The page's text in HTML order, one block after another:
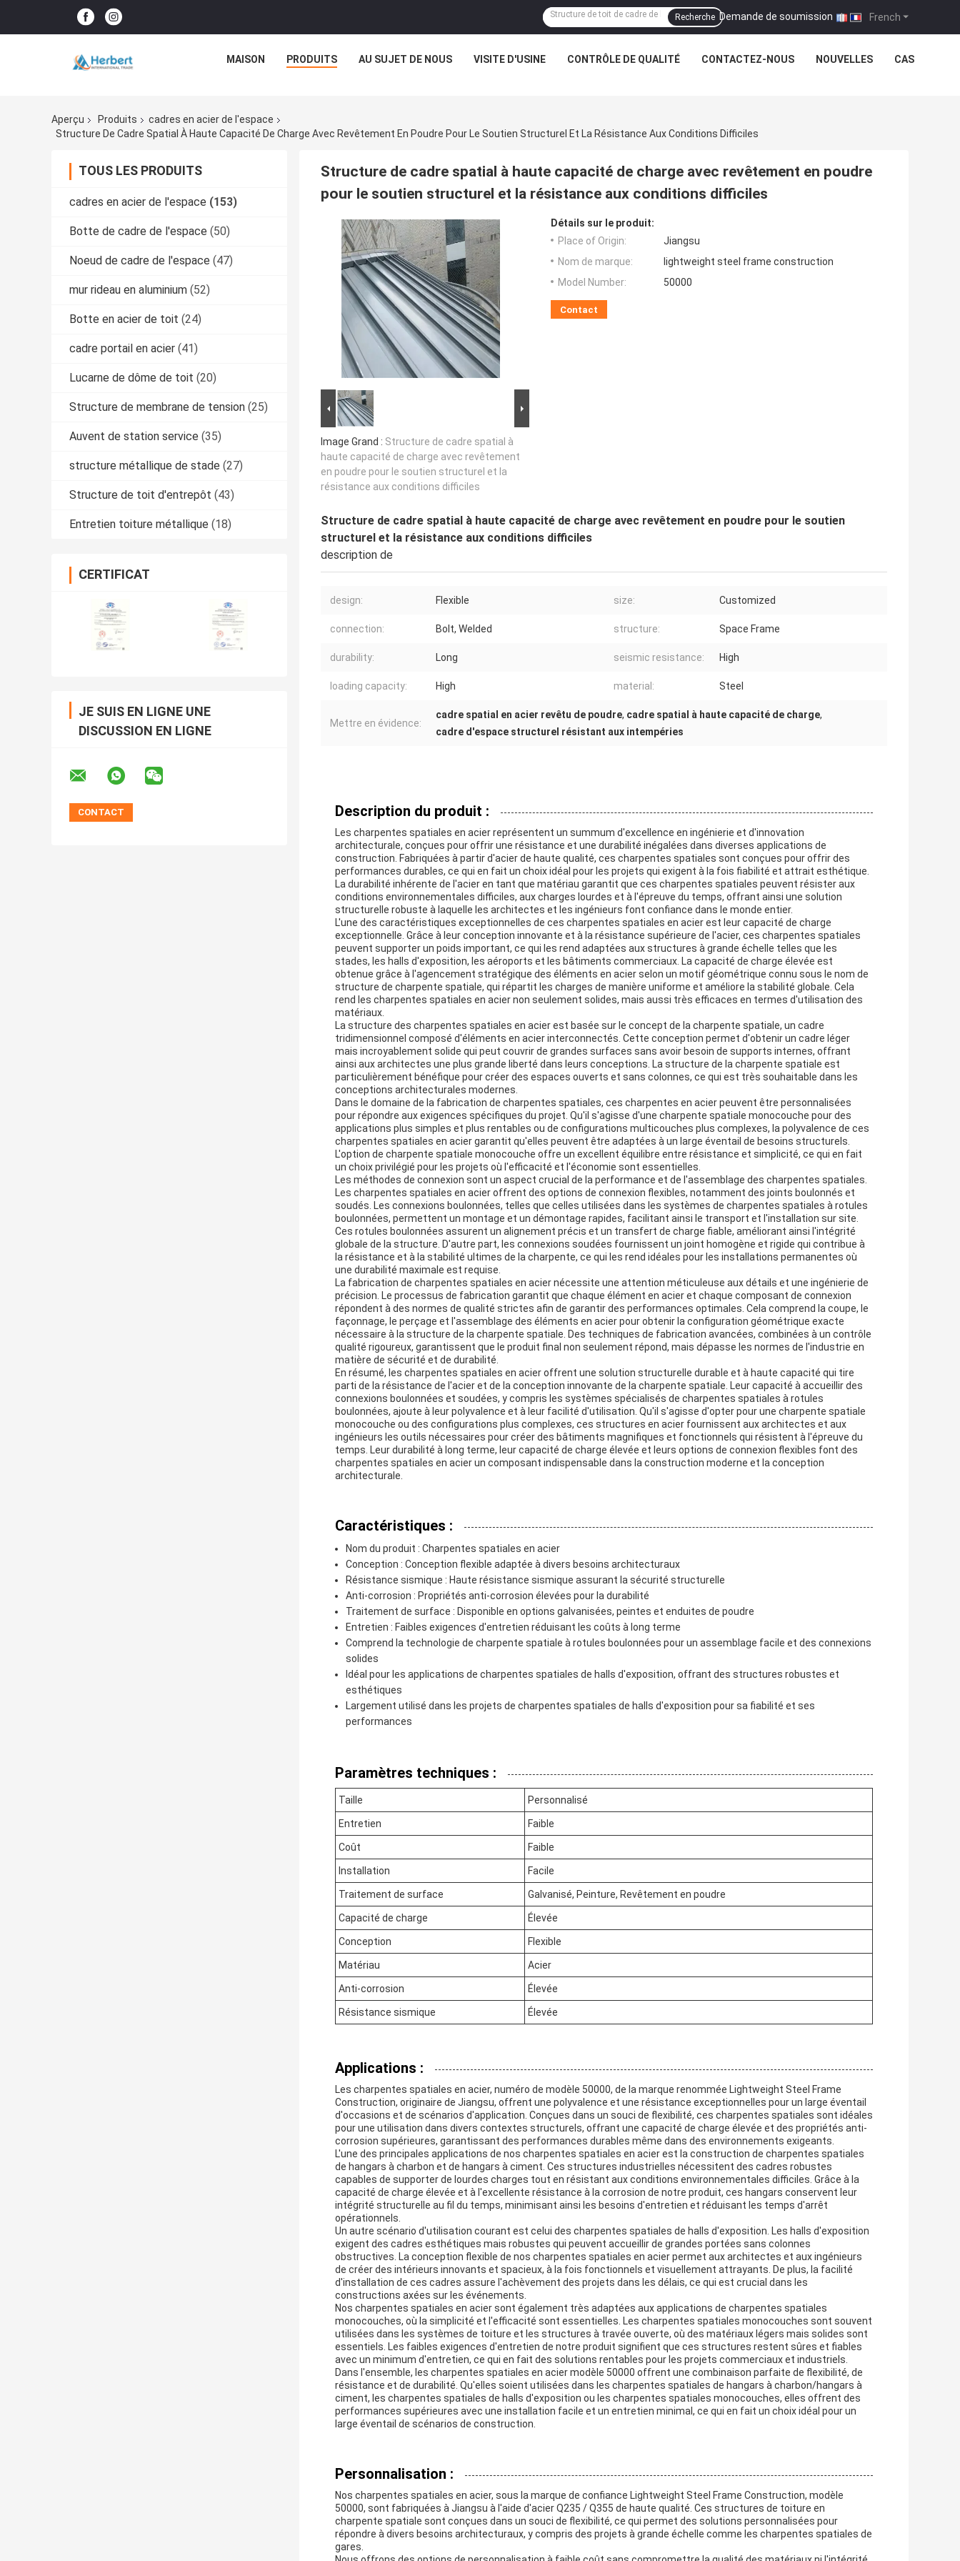
French
Demande de soumission |
Recherche
MAISON PRODUITS AU SUJET DE NOUS VISITE D'USINE CONTRÔLE DE QUALITÉ CONTACTEZ-NOUS NOUVELLES CAS
Aperçu Produits
cadres en acier de l'espace
Structure De Cadre Spatial À Haute Capacité De Charge Avec Revêtement En Poudre Pour Le Soutien Structurel Et La Résistance Aux Conditions Difficiles
TOUS LES PRODUITS
cadres en acier de l'espace (153)
Botte de cadre de l'espace (50)
Noeud de cadre de l'espace (47)
mur rideau en aluminium (52)
Botte en acier de toit (24)
cadre portail en acier (41)
Lucarne de dôme de toit (20)
Structure de membrane de tension (25)
Auvent de station service (35)
structure métallique de stade (27)
Structure de toit d'entrepôt (43)
Entretien toiture métallique (18)
CERTIFICAT
JE SUIS EN LIGNE UNE
DISCUSSION EN LIGNE
Structure de cadre spatial à haute capacité de charge avec revêtement en poudre
pour le soutien structurel et la résistance aux conditions difficiles
Image Grand : Structure de cadre spatial à
haute capacité de charge avec revêtement
en poudre pour le soutien structurel et la
résistance aux conditions difficiles
Détails sur le produit:
Place of Origin:
Jiangsu
Nom de marque:
lightweight steel frame construction
Model Number:
50000
Contact
Structure de cadre spatial à haute capacité de charge avec revêtement en poudre pour le soutien
structurel et la résistance aux conditions difficiles
description de
design: Flexible size: Customized
connection: Bolt, Welded structure: Space Frame
durability: Long seismic resistance: High
loading capacity: High material: Steel
Mettre en évidence:
cadre spatial en acier revêtu de poudre, cadre spatial à haute capacité de charge,
cadre d'espace structurel résistant aux intempéries
Description du produit :
Les charpentes spatiales en acier représentent un summum d'excellence en ingénierie et d'innovation
architecturale, conçues pour offrir une résistance et une durabilité inégalées dans diverses applications de
construction. Fabriquées à partir d'acier de haute qualité, ces charpentes spatiales sont conçues pour offrir des
performances durables, ce qui en fait un choix idéal pour les projets qui exigent à la fois fiabilité et attrait esthétique.
La durabilité inhérente de l'acier en tant que matériau garantit que ces charpentes spatiales peuvent résister aux
conditions environnementales difficiles, aux charges lourdes et à l'épreuve du temps, offrant ainsi une solution
structurelle robuste à laquelle les architectes et les ingénieurs font confiance dans le monde entier.
L'une des caractéristiques exceptionnelles de ces charpentes spatiales en acier est leur capacité de charge
exceptionnelle. Grâce à leur conception innovante et à la résistance supérieure de l'acier, ces charpentes spatiales
peuvent supporter un poids important, ce qui les rend adaptées aux structures à grande échelle telles que les
stades, les halls d'exposition, les aéroports et les bâtiments commerciaux. La capacité de charge élevée est
obtenue grâce à l'agencement stratégique des éléments en acier selon un motif géométrique connu sous le nom de
structure de charpente spatiale, qui répartit les charges de manière uniforme et améliore la stabilité globale. Cela
rend les charpentes spatiales en acier non seulement solides, mais aussi très efficaces en termes d'utilisation des
matériaux.
La structure des charpentes spatiales en acier est basée sur le concept de la charpente spatiale, un cadre
tridimensionnel composé d'éléments en acier interconnectés. Cette conception permet d'obtenir un cadre léger
mais incroyablement solide qui peut couvrir de grandes surfaces sans avoir besoin de supports internes, offrant
ainsi aux architectes une plus grande liberté dans leurs conceptions. La structure de la charpente spatiale est
particulièrement bénéfique pour créer des espaces ouverts et sans colonnes, ce qui est très souhaitable dans les
conceptions architecturales modernes.
Dans le domaine de la fabrication de charpentes spatiales, ces charpentes en acier peuvent être personnalisées
pour répondre aux exigences spécifiques du projet. Qu'il s'agisse d'une charpente spatiale monocouche pour des
applications plus simples et plus rentables ou de configurations multicouches plus complexes, la polyvalence de ces
charpentes spatiales en acier garantit qu'elles peuvent être adaptées à un large éventail de besoins structurels.
L'option de charpente spatiale monocouche offre un excellent équilibre entre résistance et simplicité, ce qui en fait
un choix privilégié pour les projets où l'efficacité et l'économie sont essentielles.
Les méthodes de connexion sont un aspect crucial de la performance et de l'assemblage des charpentes spatiales.
Les charpentes spatiales en acier offrent des options de connexion flexibles, notamment des joints boulonnés et
soudés. Les connexions boulonnées, telles que celles utilisées dans les systèmes de charpentes spatiales à rotules
boulonnées, permettent un montage et un démontage rapides, facilitant ainsi le transport et l'installation sur site.
Ces rotules boulonnées assurent un alignement précis et un transfert de charge fiable, améliorant ainsi l'intégrité
globale de la structure. D'autre part, les connexions soudées fournissent un joint homogène et rigide qui contribue à
la résistance et à la stabilité ultimes de la charpente, ce qui les rend idéales pour les installations permanentes où
une durabilité maximale est requise.
La fabrication de charpentes spatiales en acier nécessite une attention méticuleuse aux détails et une ingénierie de
précision. Le processus de fabrication garantit que chaque élément en acier et chaque composant de connexion
répondent à des normes de qualité strictes afin de garantir des performances optimales. Cela comprend la coupe, le
façonnage, le perçage et l'assemblage des éléments en acier pour obtenir la configuration géométrique exacte
nécessaire à la structure de la charpente spatiale. Des techniques de fabrication avancées, combinées à un contrôle
qualité rigoureux, garantissent que le produit final non seulement répond, mais dépasse les normes de l'industrie en
matière de sécurité et de durabilité.
En résumé, les charpentes spatiales en acier offrent une solution structurelle durable et à haute capacité qui tire
parti de la résistance de l'acier et de la conception innovante de la charpente spatiale. Leur capacité à accueillir des
connexions boulonnées et soudées, y compris les systèmes spécialisés de charpentes spatiales à rotules
boulonnées, ajoute à leur polyvalence et à leur facilité d'utilisation. Qu'il s'agisse d'opter pour une charpente spatiale
monocouche ou des configurations plus complexes, ces structures en acier fournissent aux architectes et aux
ingénieurs les outils nécessaires pour créer des bâtiments magnifiques et fonctionnels qui résistent à l'épreuve du
temps. Leur durabilité à long terme, leur capacité de charge élevée et leurs options de connexion flexibles font des
charpentes spatiales en acier un composant indispensable dans la construction moderne et la conception
architecturale.
Caractéristiques :
Nom du produit : Charpentes spatiales en acier
Conception : Conception flexible adaptée à divers besoins architecturaux
Résistance sismique : Haute résistance sismique assurant la sécurité structurelle
Anti-corrosion : Propriétés anti-corrosion élevées pour la durabilité
Traitement de surface : Disponible en options galvanisées, peintes et enduites de poudre
Entretien : Faibles exigences d'entretien réduisant les coûts à long terme
Comprend la technologie de charpente spatiale à rotules boulonnées pour un assemblage facile et des connexions
solides
Idéal pour les applications de charpentes spatiales de halls d'exposition, offrant des structures robustes et
esthétiques
Largement utilisé dans les projets de charpentes spatiales de halls d'exposition pour sa fiabilité et ses
performances
Paramètres techniques :
Taille Personnalisé
Entretien Faible
Coût Faible
Installation Facile
Traitement de surface Galvanisé, Peinture, Revêtement en poudre
Capacité de charge Élevée
Conception Flexible
Matériau Acier
Anti-corrosion Élevée
Résistance sismique Élevée
Applications :
Les charpentes spatiales en acier, numéro de modèle 50000, de la marque renommée Lightweight Steel Frame
Construction, originaire de Jiangsu, offrent une polyvalence et une résistance exceptionnelles pour un large éventail
d'occasions et de scénarios d'application. Conçues dans un souci de flexibilité, ces charpentes spatiales sont idéales
pour une utilisation dans divers contextes structurels, offrant une capacité de charge élevée et des propriétés anti-
corrosion supérieures, garantissant des performances durables même dans des environnements exigeants.
L'une des principales applications de nos charpentes spatiales en acier est la construction de charpentes spatiales
de hangars à charbon et de hangars à ciment. Ces structures industrielles nécessitent des cadres robustes
capables de supporter de lourdes charges tout en résistant aux conditions environnementales difficiles. Grâce à la
capacité de charge élevée et à l'excellente résistance à la corrosion de notre produit, ces hangars conservent leur
intégrité structurelle au fil du temps, minimisant ainsi les besoins d'entretien et réduisant les temps d'arrêt
opérationnels.
Un autre scénario d'utilisation courant est celui des charpentes spatiales de halls d'exposition. Les halls d'exposition
exigent des cadres esthétiques mais robustes qui peuvent accueillir de grandes portées sans colonnes
obstructives. La conception flexible de nos charpentes spatiales en acier permet aux architectes et aux ingénieurs
de créer des intérieurs innovants et spacieux, à la fois fonctionnels et visuellement attrayants. De plus, la facilité
d'installation de ces cadres assure l'achèvement des projets dans les délais, ce qui est crucial dans les
constructions axées sur les événements.
Nos charpentes spatiales en acier sont également très adaptées aux applications de charpentes spatiales
monocouches, où la simplicité et l'efficacité sont essentielles. Les charpentes spatiales monocouches sont souvent
utilisées dans les systèmes de toiture et les structures à travée ouverte, où des matériaux légers mais solides sont
essentiels. Les faibles exigences d'entretien de notre produit signifient que ces structures restent sûres et fiables
avec un minimum d'entretien, ce qui en fait des solutions rentables pour les projets commerciaux et industriels.
Dans l'ensemble, les charpentes spatiales en acier modèle 50000 offrent une combinaison parfaite de flexibilité, de
résistance et de durabilité. Qu'elles soient utilisées dans les charpentes spatiales de hangars à charbon/hangars à
ciment, les charpentes spatiales de halls d'exposition ou les charpentes spatiales monocouches, elles offrent des
performances supérieures avec une installation facile et un entretien minimal, ce qui en fait un choix idéal pour un
large éventail de scénarios de construction.
Personnalisation :
Nos charpentes spatiales en acier, sous la marque de confiance Lightweight Steel Frame Construction, modèle
50000, sont fabriquées à Jiangsu à l'aide d'acier Q235 / Q355 de haute qualité. Ces structures de toiture en
charpente spatiale sont conçues dans un souci de flexibilité, ce qui permet des solutions personnalisées pour
répondre à divers besoins architecturaux, y compris des projets à grande échelle comme les charpentes spatiales de
gares.